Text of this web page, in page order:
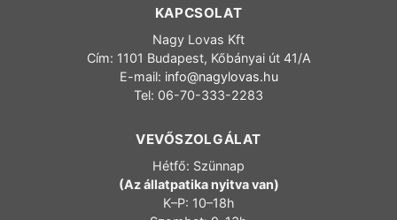
KAPCSOLAT
Nagy Lovas Kft
Cím: 1101 Budapest, Kőbányai út 41/A
E-mail: info@nagylovas.hu
Tel: 06-70-333-2283
VEVŐSZOLGÁLAT
Hétfő: Szünnap
(Az állatpatika nyitva van)
K–P: 10–18h